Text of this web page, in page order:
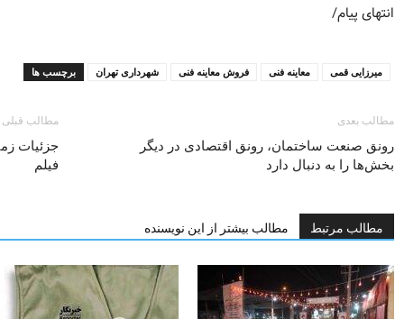
انتهای پیام/
برچسب ها شهرداری تهران فروش معاینه فنی معاینه فنی میرزایی قمی
مطالب قبلی
فیلم
مطالب بعدی
رونق صنعت ساختمان، رونق اقتصادی در دیگر
بخش‌ها را به دنبال دارد
مطالب مرتبط مطالب بیشتر از این نویسنده